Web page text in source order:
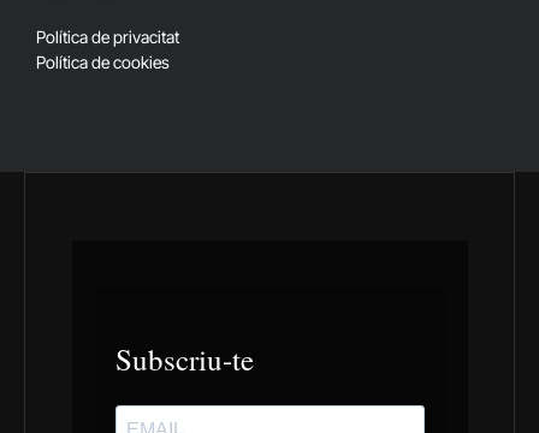
Política de privacitat
Política de cookies